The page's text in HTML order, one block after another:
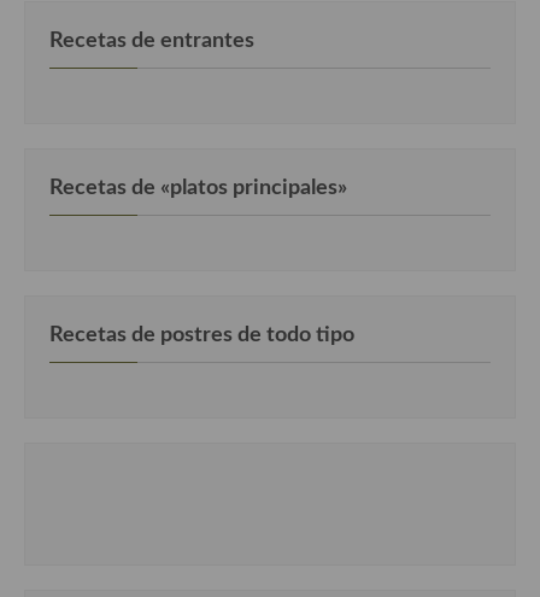
Recetas de entrantes
Recetas de «platos principales»
Recetas de postres de todo tipo